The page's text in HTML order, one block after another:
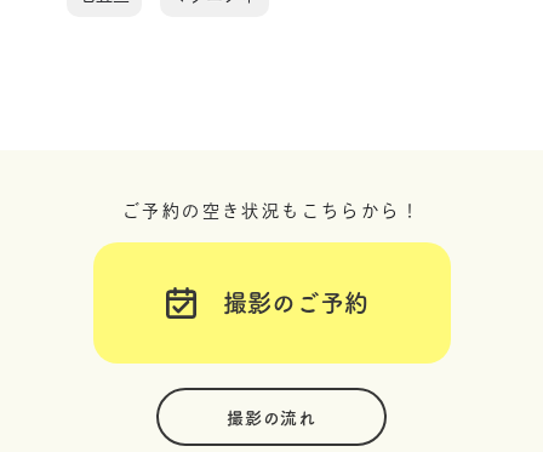
ご予約の空き状況もこちらから！
撮影のご予約
撮影の流れ